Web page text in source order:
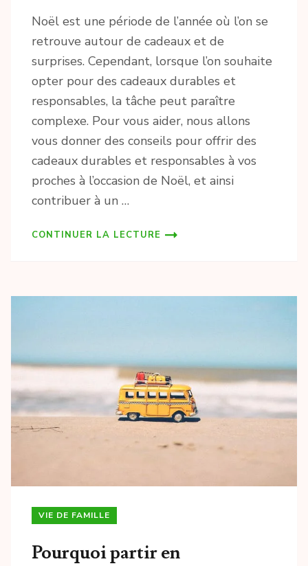
Noël est une période de l’année où l’on se
retrouve autour de cadeaux et de
surprises. Cependant, lorsque l’on souhaite
opter pour des cadeaux durables et
responsables, la tâche peut paraître
complexe. Pour vous aider, nous allons
vous donner des conseils pour offrir des
cadeaux durables et responsables à vos
proches à l’occasion de Noël, et ainsi
contribuer à un …
CONTINUER LA LECTURE
VIE DE FAMILLE
Pourquoi partir en